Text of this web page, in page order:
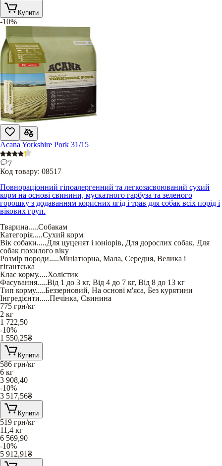
Купити
-10%
Acana Yorkshire Pork 31/15
7
Код товару: 08517
Повнораціонний гіпоалергенний та легкозасвоюваний сухий
корм на основі свинини, мускатного гарбуза та зеленого
горошку з додаванням корисних ягід і трав для собак всіх порід і
вікових груп.
Тварина.....Собакам
Категорія.....Сухий корм
Вік собаки.....Для цуценят і юніорів, Для дорослих собак, Для
собак похилого віку
Розмір породи.....Мініатюрна, Мала, Середня, Велика і
гігантська
Клас корму.....Холістик
Фасування.....Від 1 до 3 кг, Від 4 до 7 кг, Від 8 до 13 кг
Тип корму.....Беззерновий, На основі м'яса, Без курятини
Інгредієнти.....Печінка, Свинина
775 грн/кг
2 кг
1 722,50
-10%
1 550,25₴
Купити
586 грн/кг
6 кг
3 908,40
-10%
3 517,56₴
Купити
519 грн/кг
11,4 кг
6 569,90
-10%
5 912,91₴